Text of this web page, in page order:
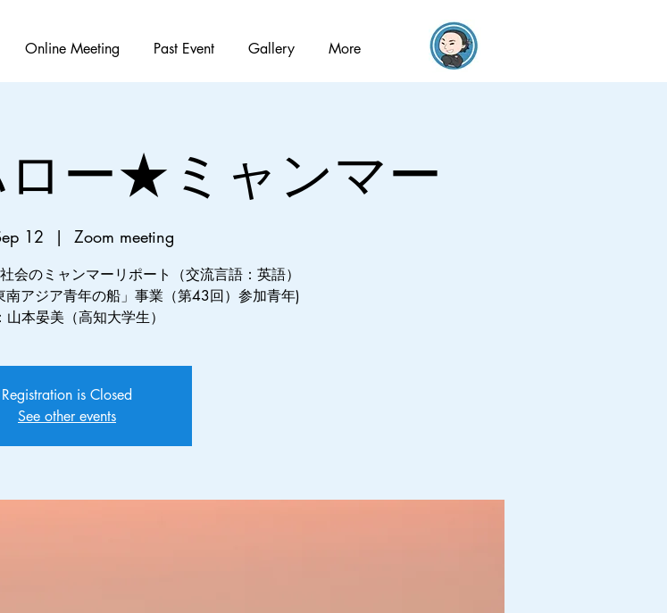
Online Meeting Past Event Gallery More
ー★ミャンマー
12
  |
Zoom meeting
会のミャンマーリポート（交流言語：英語）
アジア青年の船」事業（第43回）参加青年)
山本晏美（高知大学生）
Registration is Closed
See other events